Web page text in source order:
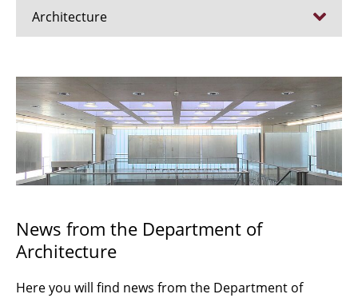
Architecture
Admission procedure 2024
Bachelor Architecture
Bachelor Architecture+
Qualification profile
Semester Programme
News from the Department of
Architecture
Here you will find news from the Department of